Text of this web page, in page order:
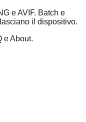
e AVIF. Batch e
il dispositivo.
e About.